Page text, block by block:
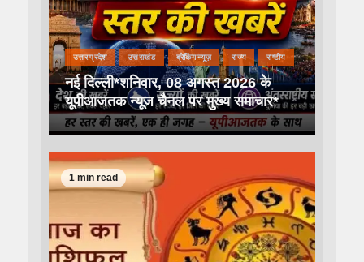
उत्तर प्रदेश उत्तराखंड ब्रेकिंग न्यूज़ राज्य राष्टीय
नई दिल्ली*शनिवार, 08 अगस्त 2026 के
यूपीआजतक न्यूज चैनल पर मुख्य समाचार*
1 min read